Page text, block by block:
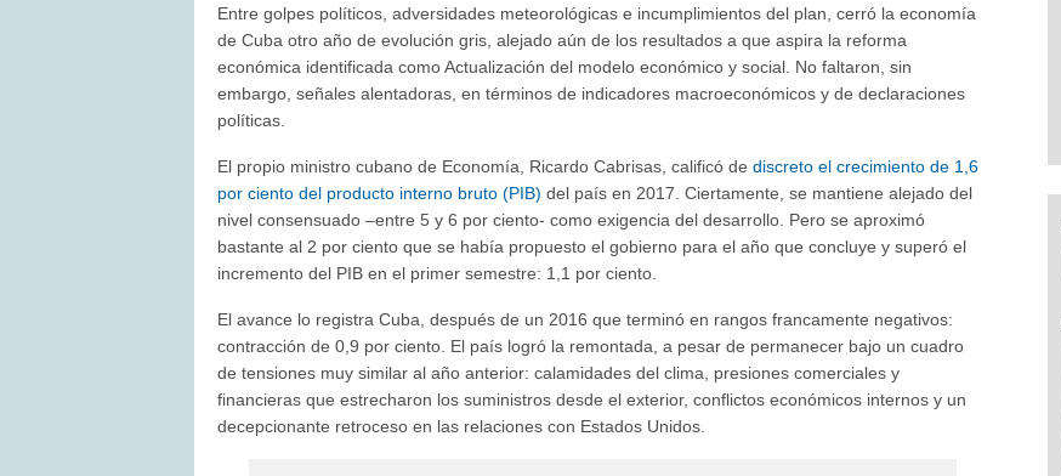
Entre golpes políticos, adversidades meteorológicas e incumplimientos del plan, cerró la economía
de Cuba otro año de evolución gris, alejado aún de los resultados a que aspira la reforma
económica identificada como Actualización del modelo económico y social. No faltaron, sin
embargo, señales alentadoras, en términos de indicadores macroeconómicos y de declaraciones
políticas.
El propio ministro cubano de Economía, Ricardo Cabrisas, calificó dediscreto el crecimiento de 1,6
por ciento del producto interno bruto (PIB)del país en 2017. Ciertamente, se mantiene alejado del
nivel consensuado –entre 5 y 6 por ciento- como exigencia del desarrollo. Pero se aproximó
bastante al 2 por ciento que se había propuesto el gobierno para el año que concluye y superó el
incremento del PIB en el primer semestre: 1,1 por ciento.
El avance lo registra Cuba, después de un 2016 que terminó en rangos francamente negativos:
contracción de 0,9 por ciento. El país logró la remontada, a pesar de permanecer bajo un cuadro
de tensiones muy similar al año anterior: calamidades del clima, presiones comerciales y
financieras que estrecharon los suministros desde el exterior, conflictos económicos internos y un
decepcionante retroceso en las relaciones con Estados Unidos.